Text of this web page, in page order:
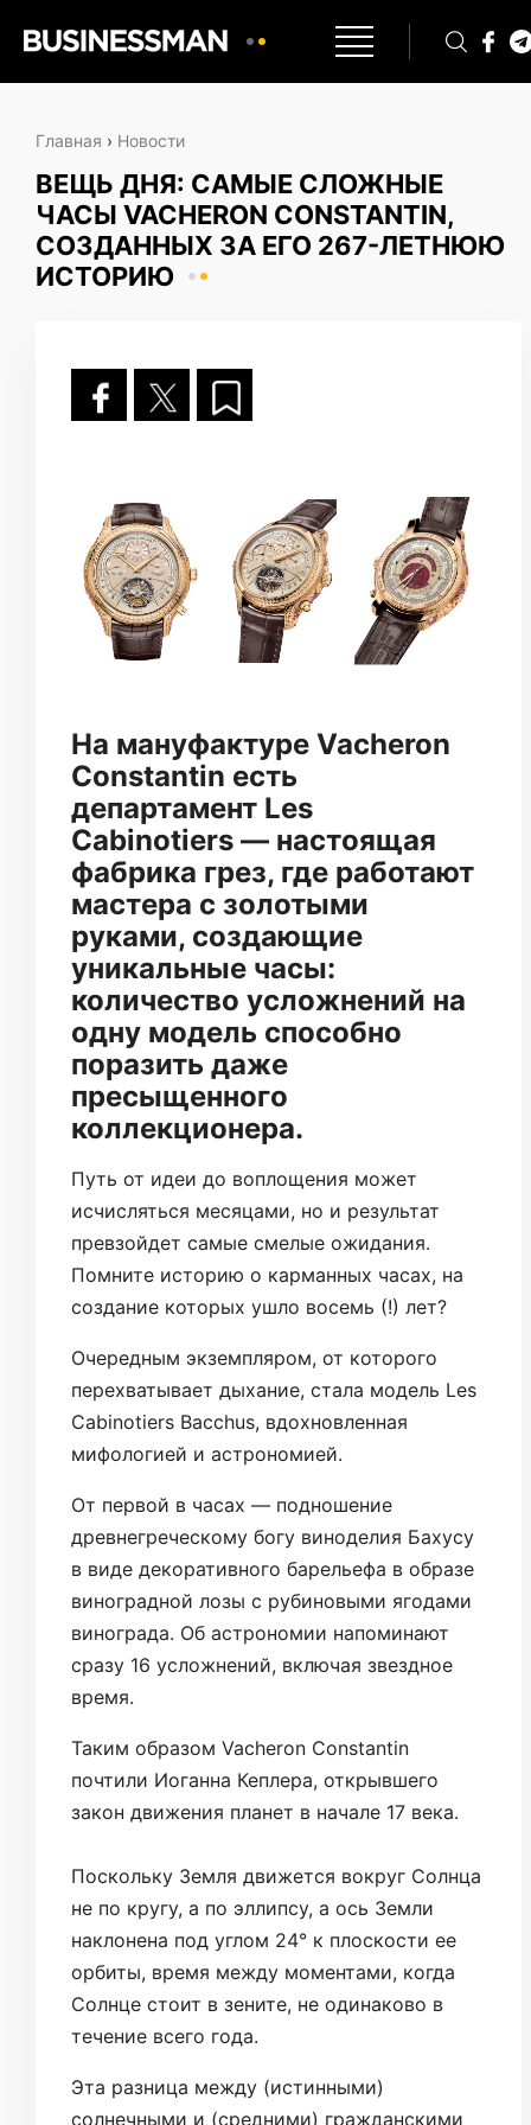
Главная › Новости
ВЕЩЬ ДНЯ: САМЫЕ СЛОЖНЫЕ
ЧАСЫ VACHERON CONSTANTIN,
СОЗДАННЫХ ЗА ЕГО 267-ЛЕТНЮЮ
ИСТОРИЮ
На мануфактуре Vacheron
Constantin есть
департамент Les
Cabinotiers — настоящая
фабрика грез, где работают
мастера с золотыми
руками, создающие
уникальные часы:
количество усложнений на
одну модель способно
поразить даже
пресыщенного
коллекционера.
Путь от идеи до воплощения может
исчисляться месяцами, но и результат
превзойдет самые смелые ожидания.
Помните историю о карманных часах, на
создание которых ушло восемь (!) лет?
Очередным экземпляром, от которого
перехватывает дыхание, стала модель Les
Cabinotiers Bacchus, вдохновленная
мифологией и астрономией.
От первой в часах — подношение
древнегреческому богу виноделия Бахусу
в виде декоративного барельефа в образе
виноградной лозы с рубиновыми ягодами
винограда. Об астрономии напоминают
сразу 16 усложнений, включая звездное
время.
Таким образом Vacheron Constantin
почтили Иоганна Кеплера, открывшего
закон движения планет в начале 17 века.
Поскольку Земля движется вокруг Солнца
не по кругу, а по эллипсу, а ось Земли
наклонена под углом 24° к плоскости ее
орбиты, время между моментами, когда
Солнце стоит в зените, не одинаково в
течение всего года.
Эта разница между (истинными)
солнечными и (средними) гражданскими